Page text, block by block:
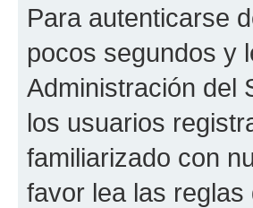
Para autenticarse
pocos segundos y
Administración del
los usuarios
familiarizado con
favor lea las